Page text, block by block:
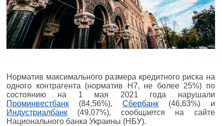
Норматив максимального размера кредитного риска на
одного контрагента (норматив Н7, не более 25%) по
состоянию на 1 мая 2021 года нарушали
Проминвестбанк (84,56%),Сбербанк (46,63%) и
Индустриалбанк (49,07%), сообщается на сайте
Национального банка Украины (НБУ).